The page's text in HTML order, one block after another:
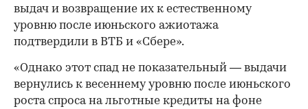
выдач и возвращение их к естественному
уровню после июньского ажиотажа
подтвердили в ВТБ и «Сбере».
«Однако этот спад не показательный — выдачи
вернулись к весеннему уровню после июньского
роста спроса на льготные кредиты на фоне